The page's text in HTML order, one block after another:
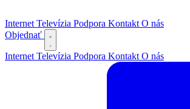
Internet Televízia Podpora Kontakt O nás
Objednať
Internet Televízia Podpora Kontakt O nás